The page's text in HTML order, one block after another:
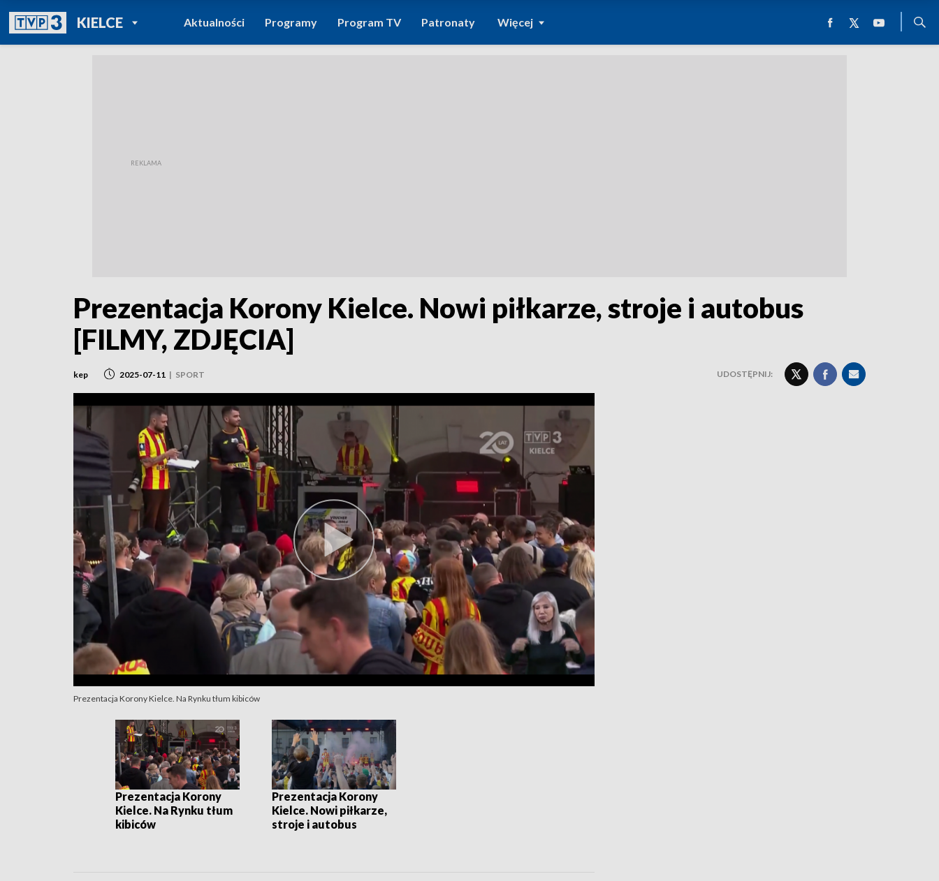
KIELCEPOWRÓT DO
TVP REGIONY
Aktualności Programy Program TV Patronaty Więcej
Prezentacja Korony Kielce. Nowi piłkarze, stroje i autobus
[FILMY, ZDJĘCIA]
kep 2025-07-11 | SPORT UDOSTĘPNIJ:
Prezentacja Korony Kielce. Na Rynku tłum kibiców
Prezentacja Korony
Kielce. Na Rynku tłum
kibiców
Prezentacja Korony
Kielce. Nowi piłkarze,
stroje i autobus